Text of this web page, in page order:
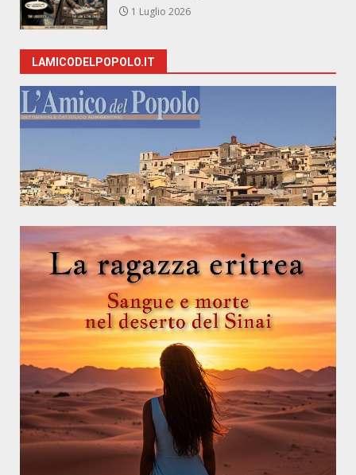
1 Luglio 2026
LAMICODELPOPOLO.IT